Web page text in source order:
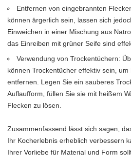
Entfernen von eingebrannten
können ärgerlich sein, lassen sich
Einweichen in einer Mischung aus
das Einreiben mit grüner Seife sind
Verwendung von Trockentüchern:
können Trockentücher effektiv sein,
entfernen. Legen Sie ein sauberes
Auflaufform, füllen Sie sie mit heißem
Flecken zu lösen.
Zusammenfassend lässt sich sagen,
Ihr Kocherlebnis erheblich verbessern
Ihrer Vorliebe für Material und Form